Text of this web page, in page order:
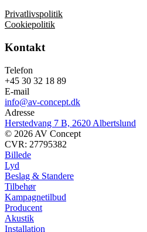
Privatlivspolitik
Cookiepolitik
Kontakt
Telefon
+45 30 32 18 89
E-mail
info@av-concept.dk
Adresse
Herstedvang 7 B, 2620 Albertslund
© 2026 AV Concept
CVR: 27795382
Billede
Lyd
Beslag & Standere
Tilbehør
Kampagnetilbud
Producent
Akustik
Installation